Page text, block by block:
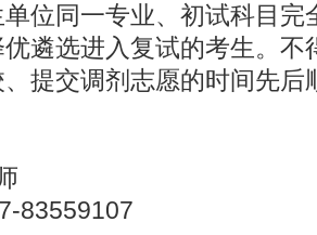
位同一专业、初试科目完
遴选进入复试的考生。不
提交调剂志愿的时间先后
83559107